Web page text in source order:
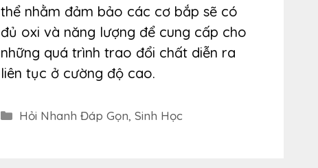
thể nhằm đảm bảo các cơ bắp sẽ có
đủ oxi và năng lượng để cung cấp cho
những quá trình trao đổi chất diễn ra
liên tục ở cường độ cao.
Categories
Hỏi Nhanh Đáp Gọn,Sinh Học